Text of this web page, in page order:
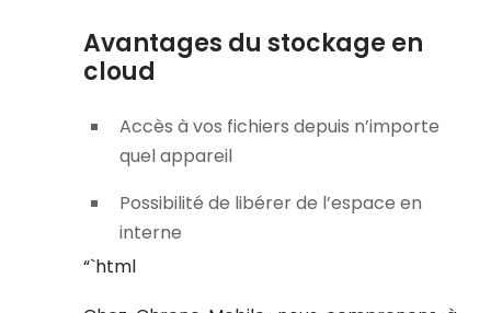
Avantages du stockage en
cloud
Accès à vos fichiers depuis n’importe
quel appareil
Possibilité de libérer de l’espace en
interne
“`html